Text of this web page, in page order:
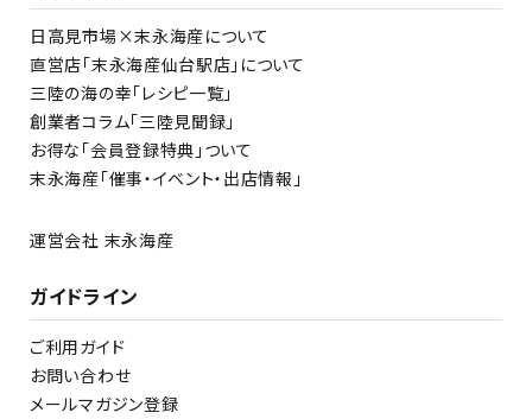
日高見市場×末永海産について
直営店「末永海産仙台駅店」について
三陸の海の幸「レシピ一覧」
創業者コラム「三陸見聞録」
お得な「会員登録特典」ついて
末永海産「催事・イベント・出店情報」
運営会社 末永海産
ガイドライン
ご利用ガイド
お問い合わせ
メールマガジン登録